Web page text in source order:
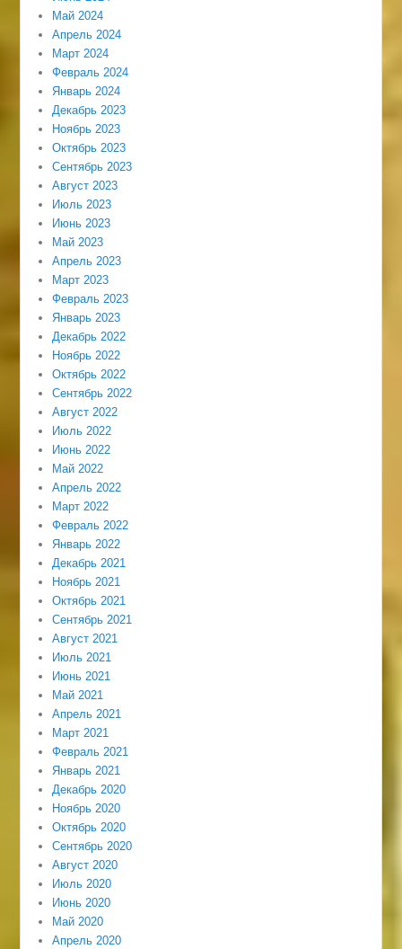
Май 2024
Апрель 2024
Март 2024
Февраль 2024
Январь 2024
Декабрь 2023
Ноябрь 2023
Октябрь 2023
Сентябрь 2023
Август 2023
Июль 2023
Июнь 2023
Май 2023
Апрель 2023
Март 2023
Февраль 2023
Январь 2023
Декабрь 2022
Ноябрь 2022
Октябрь 2022
Сентябрь 2022
Август 2022
Июль 2022
Июнь 2022
Май 2022
Апрель 2022
Март 2022
Февраль 2022
Январь 2022
Декабрь 2021
Ноябрь 2021
Октябрь 2021
Сентябрь 2021
Август 2021
Июль 2021
Июнь 2021
Май 2021
Апрель 2021
Март 2021
Февраль 2021
Январь 2021
Декабрь 2020
Ноябрь 2020
Октябрь 2020
Сентябрь 2020
Август 2020
Июль 2020
Июнь 2020
Май 2020
Апрель 2020